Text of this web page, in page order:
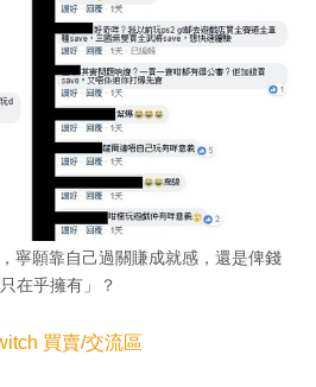
寧願靠自己過關賺成就感，還是俾錢
只在乎擁有」？
買賣/交流區